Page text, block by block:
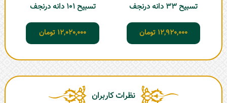
تسبیح 33 دانه درنجف
12,920,000 تومان
تسبیح 101 دانه درنجف
12,020,000 تومان
نظرات کاربران